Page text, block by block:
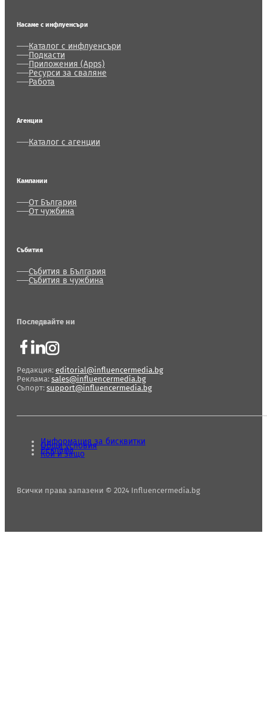
Насаме с инфлуенсъри
Каталог с инфлуенсъри
Подкасти
Приложения (Apps)
Ресурси за сваляне
Работа
Агенции
Каталог с агенции
Кампании
От България
От чужбина
Събития
Събития в България
Събития в чужбина
Последвайте ни
Редакция: editorial@influencermedia.bg
Реклама: sales@influencermedia.bg
Съпорт: support@influencermedia.bg
Всички права запазени © 2024 Influencermedia.bg
Информация за бисквитки
Общи условия
Реклама
Кой и защо